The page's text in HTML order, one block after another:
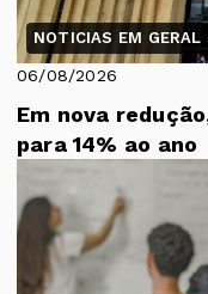
NOTICIAS EM GERAL
06/08/2026
Em nova
para 14% ao ano